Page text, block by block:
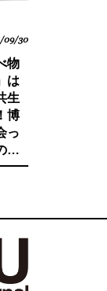
09/30
物
は
生
博
っ
法
が